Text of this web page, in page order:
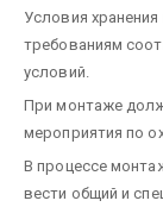
Условия
требованиям
условий.
При монтаже
мероприятия по
В процессе
вести общий и